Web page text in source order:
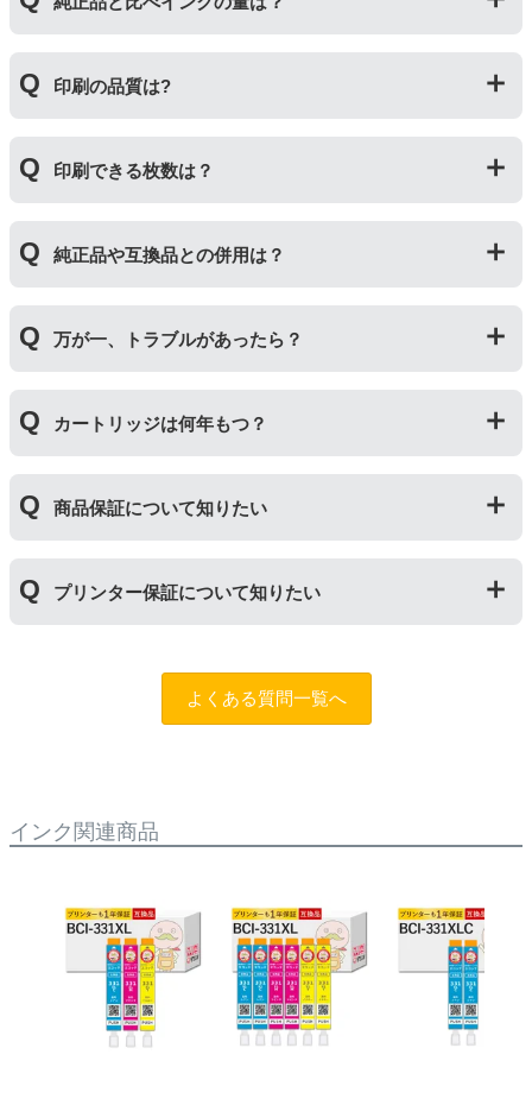
いる互換品です。プリンターに適合するように作られて
いますが、一部特許回避を目的に形状をあえて変更して
ご安心ください。
インク量が入っており、純正インクと同等量の印刷がで
きます。（インクが純正品より多く入っていても、必ず
ん。）
印刷の品質は?
の順です。
したブログ記事がございますのでよろしければご覧くだ
純正インク・互換インク・詰め替えインクの違い【まと
め】
印刷できる枚数は？
インク量が入っており、純正インクと同等量の印刷がで
きます。（インクが純正品より多く入っていても、必ず
ん。）印刷枚数についてはご使用環境により大きく左右
純正品や互換品との併用は？
併用してご使用いただけます。（例：よく使うブラック
は互換インク、他の色は純正インクを使う等）ただし、
用おいては、当店でテストしておりません。万が一動作
ください。
万が一、トラブルがあったら？
ご相談ください。また互換インクカートリッジには「
ふ
たつの保証」を設けております。商品はご購入から１年
ら１年以内であれば保証の適用が可能です。
カートリッジは何年もつ？
ら１年間とさせていただいておりますので、可能な限り
保証期間内に使い切っていただくようお願いいたしま
保管をお願いいたします。
商品保証について知りたい
保証期間：ご購入日から１年間
トラブルが発生した際、サポートスタッフにご相談のう
品返金を承る制度です。
※商品の不具合ではなく、プリンターの操作方法によっ
て改善する場合もありますので、まずは当店までご相談
・商品を返送する前に必ず当店までご連絡をいただきサ
・保証対象となる商品を当店指定の方法で返送いただく
こと
・当店で定めた保証期間（ご購入日から1年間）を過ぎ
る前に当店へご連絡をいただくこと
・返品理由が「不要になったから」「注文を間違えた」
等お客様都合ではないこと
プリンター保証について知りたい
保証期間：プリンター本体ご購入日から１年間
当店のインクが原因でトラブルが発生し、サポートスタ
作方法によって改善する場合もありますので、まずは当
【適用条件】
・修理に出される前に、必ず当店へご連絡をいただくこ
と。
・プリンター本体が保証期間内であることを証明できる
書類（保証書や領収書など）をご提示いただくこと。
・当店の商品が原因でプリンターが故障したことがわか
よくある質問一覧へ
インク関連商品